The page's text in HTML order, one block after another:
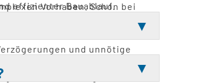
effizienter Bauablauf.
Vorhaben. Schon bei
Während der gesamten
und unnötige
erheblich. Auch
führt eine gute